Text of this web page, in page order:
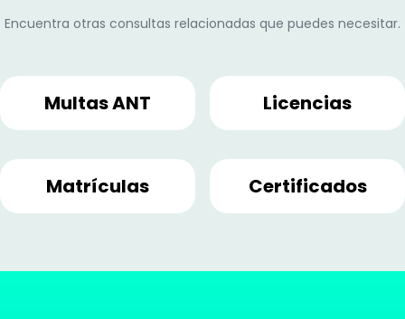
Encuentra otras consultas relacionadas que puedes necesitar.
Multas ANT Licencias
Matrículas Certificados